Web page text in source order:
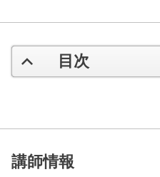
目次
講師情報